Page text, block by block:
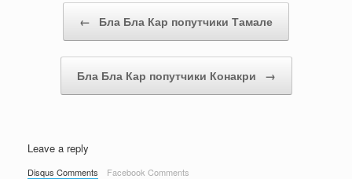
Post navigation
← Бла Бла Кар попутчики Тамале
Бла Бла Кар попутчики Конакри →
Leave a reply
Disqus Comments Facebook Comments